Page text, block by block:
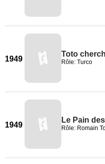
1949
Toto
Rôle: Turco
1949
Le Pain
Rôle: Romain